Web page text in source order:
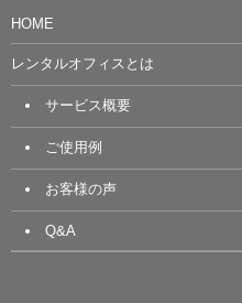
HOME
レンタルオフィスとは
サービス概要
ご使用例
お客様の声
Q&A